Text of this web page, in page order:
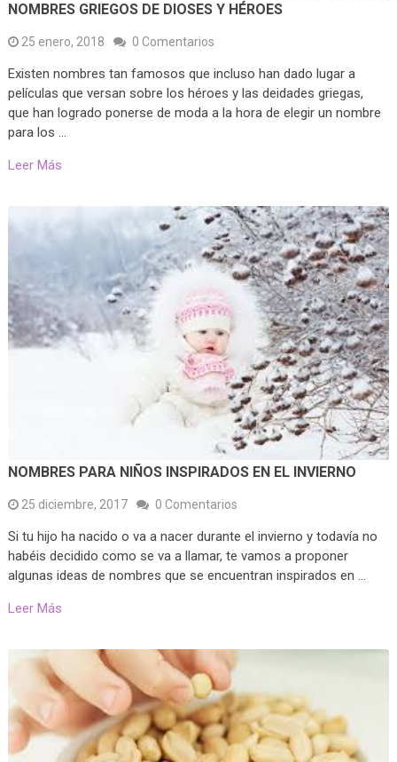
NOMBRES GRIEGOS DE DIOSES Y HÉROES
25 enero, 2018 0 Comentarios
Existen nombres tan famosos que incluso han dado lugar a
películas que versan sobre los héroes y las deidades griegas,
que han logrado ponerse de moda a la hora de elegir un nombre
para los …
Leer Más
NOMBRES PARA NIÑOS INSPIRADOS EN EL INVIERNO
25 diciembre, 2017 0 Comentarios
Si tu hijo ha nacido o va a nacer durante el invierno y todavía no
habéis decidido como se va a llamar, te vamos a proponer
algunas ideas de nombres que se encuentran inspirados en …
Leer Más